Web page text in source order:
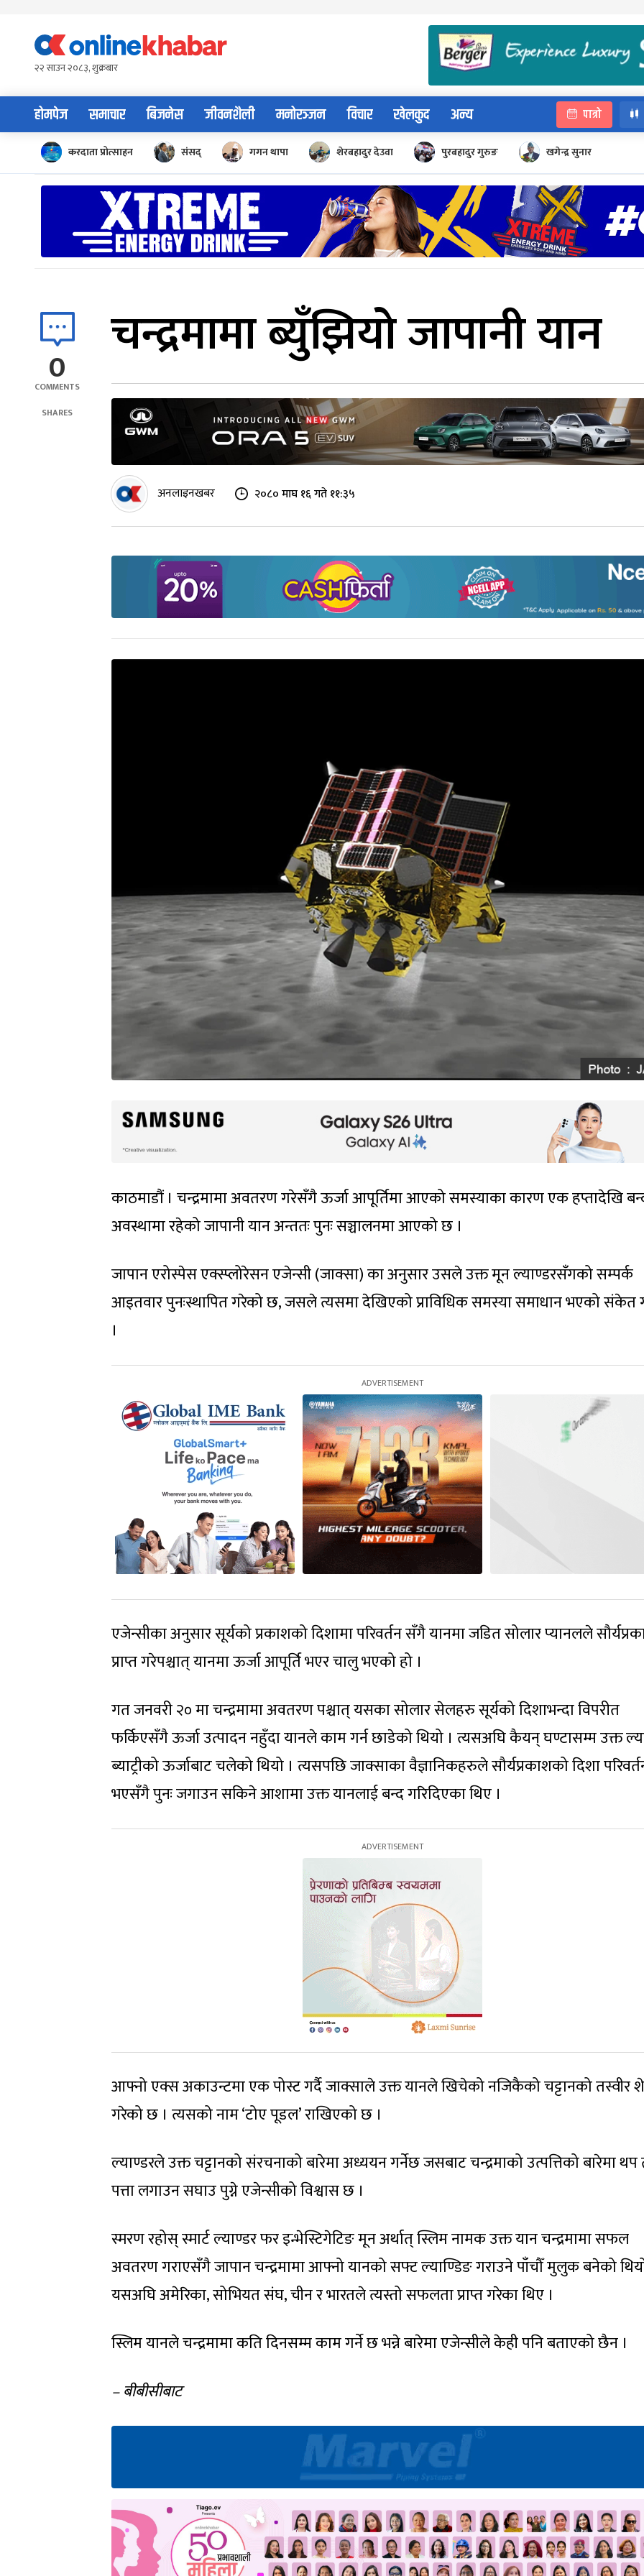
content२२ साउन २०८३, शुक्रबार
होमपेज समाचार बिजनेस जीवनशैली मनोरञ्जन विचार खेलकुद अन्य पात्रो
करदाता प्रोत्साहन संसद् गगन थापा शेरबहादुर देउवा पुरबहादुर गुरुङ खगेन्द्र सुनार
0
COMMENTS
SHARES
चन्द्रमामा ब्युँझियो जापानी यान
अनलाइनखबर २०८० माघ १६ गते ११:३५
काठमाडौं । चन्द्रमामा अवतरण गरेसँगै ऊर्जा आपूर्तिमा आएको समस्याका कारण एक हप्तादेखि
अवस्थामा रहेको जापानी यान अन्ततः पुनः सञ्चालनमा आएको छ ।
जापान एरोस्पेस एक्स्प्लोरेसन एजेन्सी (जाक्सा) का अनुसार उसले उक्त मून ल्याण्डरसँगको सम्पर्क
आइतवार पुनःस्थापित गरेको छ, जसले त्यसमा देखिएको प्राविधिक समस्या समाधान भएको संकेत
।
एजेन्सीका अनुसार सूर्यको प्रकाशको दिशामा परिवर्तन सँगै यानमा जडित सोलार प्यानलले
प्राप्त गरेपश्चात् यानमा ऊर्जा आपूर्ति भएर चालु भएको हो ।
गत जनवरी २० मा चन्द्रमामा अवतरण पश्चात् यसका सोलार सेलहरु सूर्यको दिशाभन्दा विपरीत
फर्किएसँगै ऊर्जा उत्पादन नहुँदा यानले काम गर्न छाडेको थियो । त्यसअघि कैयन् घण्टासम्म उक्त
ब्याट्रीको ऊर्जाबाट चलेको थियो । त्यसपछि जाक्साका वैज्ञानिकहरुले सौर्यप्रकाशको दिशा
भएसँगै पुनः जगाउन सकिने आशामा उक्त यानलाई बन्द गरिदिएका थिए ।
आफ्नो एक्स अकाउन्टमा एक पोस्ट गर्दै जाक्साले उक्त यानले खिचेको नजिकैको चट्टानको तस्वीर
गरेको छ । त्यसको नाम ‘टोए पूडल’ राखिएको छ ।
ल्याण्डरले उक्त चट्टानको संरचनाको बारेमा अध्ययन गर्नेछ जसबाट चन्द्रमाको उत्पत्तिको बारेमा
पत्ता लगाउन सघाउ पुग्ने एजेन्सीको विश्वास छ ।
स्मरण रहोस् स्मार्ट ल्याण्डर फर इन्भेस्टिगेटिङ मून अर्थात् स्लिम नामक उक्त यान चन्द्रमामा सफल
अवतरण गराएसँगै जापान चन्द्रमामा आफ्नो यानको सफ्ट ल्याण्डिङ गराउने पाँचौँ मुलुक बनेको
यसअघि अमेरिका, सोभियत संघ, चीन र भारतले त्यस्तो सफलता प्राप्त गरेका थिए ।
स्लिम यानले चन्द्रमामा कति दिनसम्म काम गर्ने छ भन्ने बारेमा एजेन्सीले केही पनि बताएको छैन ।
– बीबीसीबाट